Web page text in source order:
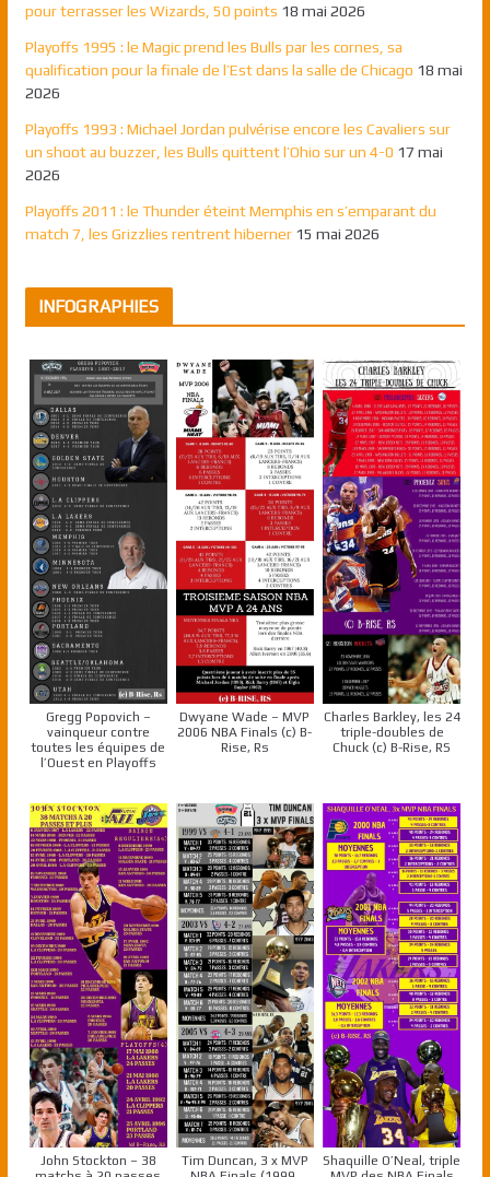
pour terrasser les Wizards, 50 points 18 mai 2026
Playoffs 1995 : le Magic prend les Bulls par les cornes, sa
qualification pour la finale de l’Est dans la salle de Chicago 18 mai
2026
Playoffs 1993 : Michael Jordan pulvérise encore les Cavaliers sur
un shoot au buzzer, les Bulls quittent l’Ohio sur un 4-0 17 mai
2026
Playoffs 2011 : le Thunder éteint Memphis en s’emparant du
match 7, les Grizzlies rentrent hiberner 15 mai 2026
INFOGRAPHIES
Gregg Popovich –
vainqueur contre
toutes les équipes de
l’Ouest en Playoffs
Dwyane Wade – MVP
2006 NBA Finals (c) B-
Rise, Rs
Charles Barkley, les 24
triple-doubles de
Chuck (c) B-Rise, RS
John Stockton – 38
Tim Duncan, 3 x MVP
Shaquille O’Neal, triple